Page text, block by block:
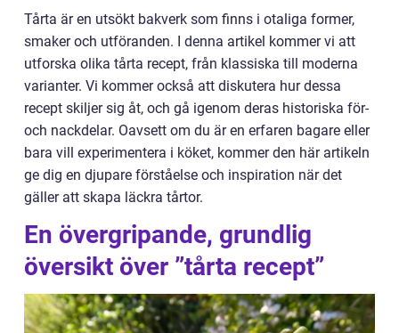
Tårta är en utsökt bakverk som finns i otaliga former,
smaker och utföranden. I denna artikel kommer vi att
utforska olika tårta recept, från klassiska till moderna
varianter. Vi kommer också att diskutera hur dessa
recept skiljer sig åt, och gå igenom deras historiska för-
och nackdelar. Oavsett om du är en erfaren bagare eller
bara vill experimentera i köket, kommer den här artikeln
ge dig en djupare förståelse och inspiration när det
gäller att skapa läckra tårtor.
En övergripande, grundlig
översikt över ”tårta recept”